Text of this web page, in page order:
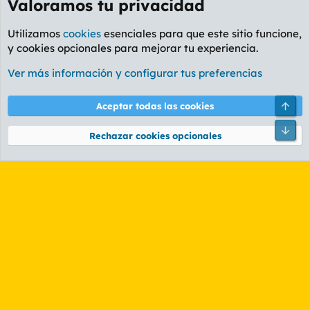
Foro Rapiñas
Cookies
PL OLDSTYLE AMARILLO
Términos y reglas Política de privacidad Ayuda
Community platform by XenForo® © 2010-2026 XenForo Ltd.
Valoramos tu privacidad
Utilizamos cookies esenciales para que este sitio funcione,
y cookies opcionales para mejorar tu experiencia.
Ver más información y configurar tus preferencias
Aceptar todas las cookies
Rechazar cookies opcionales
Pie